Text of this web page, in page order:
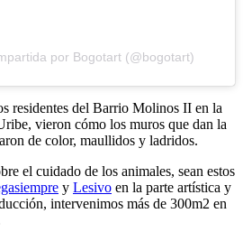
por Bogotart (@bogotart)
residentes del Barrio Molinos II en la
vieron cómo los muros que dan la
de color, maullidos y ladridos.
el cuidado de los animales, sean estos
y Lesivo en la parte artística y
intervenimos más de 300m2 en